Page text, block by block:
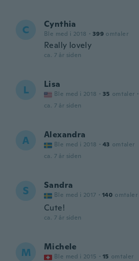
C Cynthia
Ble med i 2018 · 399 omtaler
Really lovely
ca. 7 år siden
L Lisa
Ble med i 2018 · 35 omtaler ·
ca. 7 år siden
A Alexandra
Ble med i 2018 · 43 omtaler
ca. 7 år siden
S Sandra
Ble med i 2017 · 140 omtaler
Cute!
ca. 7 år siden
M Michele
Ble med i 2015 · 15 omtaler